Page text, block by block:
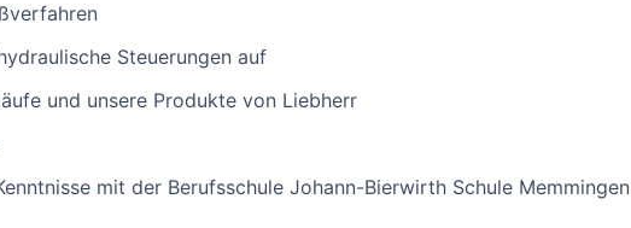
Steuerungen auf
und unsere Produkte von Liebherr
mit der Berufsschule Johann-Bierwirth Schule Memmingen